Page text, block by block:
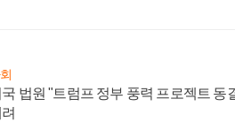
법원 "트럼프 정부 풍력 프로젝트 동